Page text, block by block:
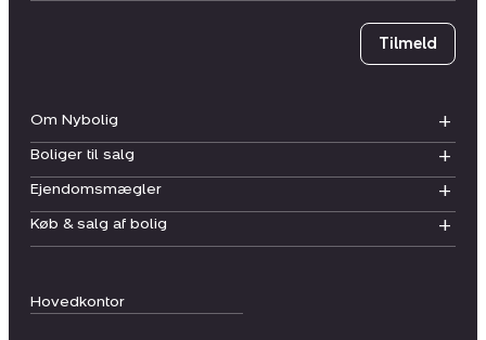
Hovedkontor
Om Nybolig
Boliger til salg
Ejendomsmægler
Køb & salg af bolig
Tilmeld